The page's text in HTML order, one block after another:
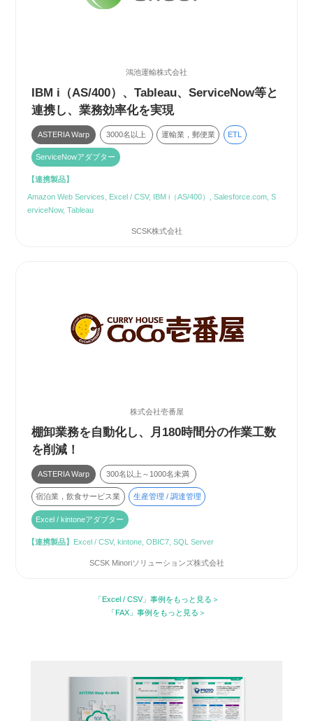
鴻池運輸株式会社
IBM i（AS/400）、Tableau、ServiceNow等と
連携し、業務効率化を実現
ASTERIA Warp 3000名以上 運輸業，郵便業 ETL
ServiceNowアダプター
【連携製品】
Amazon Web Services, Excel / CSV, IBM i（AS/400）, Salesforce.com, S
erviceNow, Tableau
SCSK株式会社
株式会社壱番屋
棚卸業務を自動化し、月180時間分の作業工数
を削減！
ASTERIA Warp 300名以上～1000名未満
宿泊業，飲食サービス業 生産管理 / 調達管理
Excel / kintoneアダプター
【連携製品】 Excel / CSV, kintone, OBIC7, SQL Server
SCSK Minoriソリューションズ株式会社
「Excel / CSV」事例をもっと見る
「FAX」事例をもっと見る